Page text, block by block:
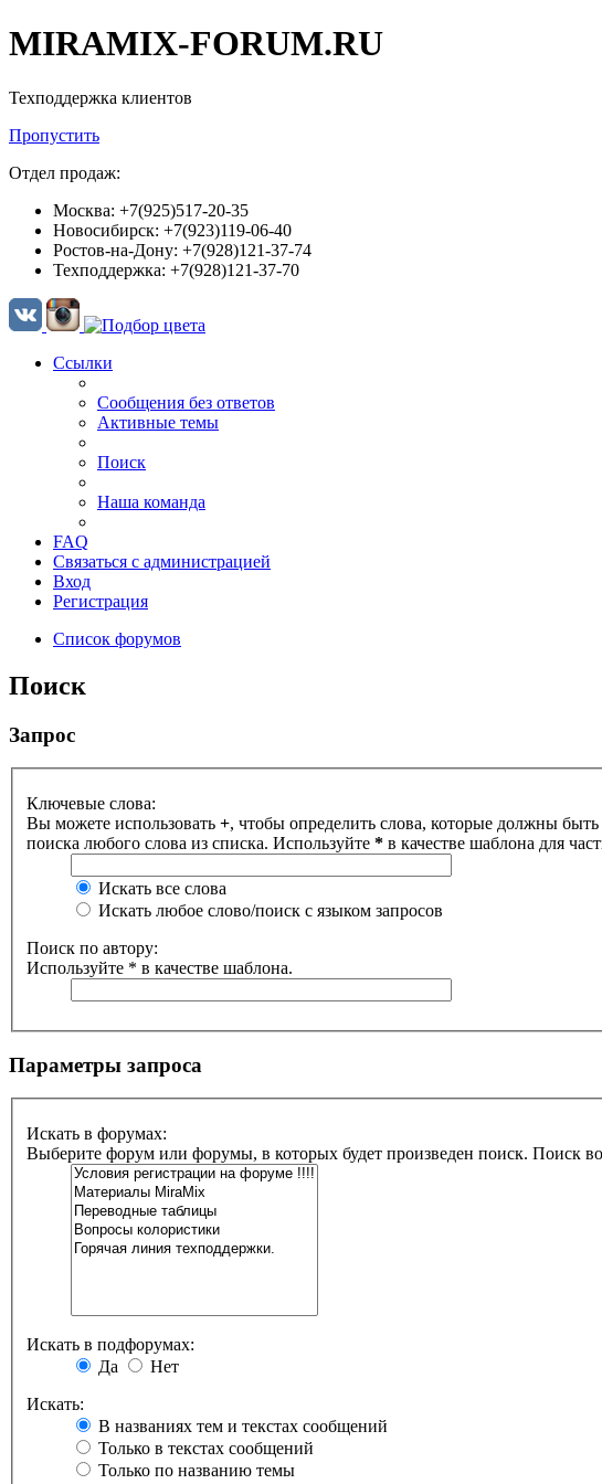
MIRAMIX-FORUM.RU
Техподдержка клиентов
Пропустить
Отдел продаж:
Москва: +7(925)517-20-35
Новосибирск: +7(923)119-06-40
Ростов-на-Дону: +7(928)121-37-74
Техподдержка: +7(928)121-37-70
Ссылки
Сообщения без ответов
Активные темы
Поиск
Наша команда
FAQ
Связаться с администрацией
Вход
Регистрация
Список форумов
Поиск
Запрос
Ключевые слова:
Вы можете использовать +, чтобы определить слова, которые должны быть
поиска любого слова из списка. Используйте * в качестве шаблона для
Искать все слова
Искать любое слово/поиск с языком запросов
Поиск по автору:
Используйте * в качестве шаблона.
Параметры запроса
Искать в форумах:
Выберите форум или форумы, в которых будет произведен поиск. Поиск
Искать в подфорумах:
Да
Нет
Искать:
В названиях тем и текстах сообщений
Только в текстах сообщений
Только по названию темы